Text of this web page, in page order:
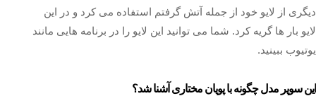
دیگری از لایو خود از جمله آتش گرفتم استفاده می کرد و در این
لایو بار ها گریه کرد. شما می توانید این لایو را در برنامه هایی مانند
یوتیوب ببینید.
این سوپر مدل چگونه با پویان مختاری آشنا شد؟